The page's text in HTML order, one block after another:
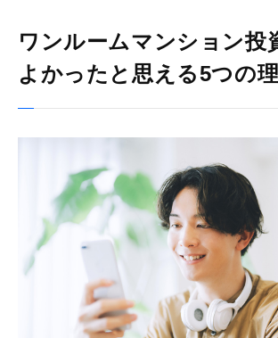
ワンルームマンション投
よかったと思える5つの